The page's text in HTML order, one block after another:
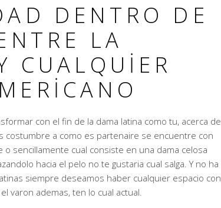
DENTRO DE
LA
CUALQUIER
con el fin de la dama latina como tu, acerca de
costumbre a como es partenaire se encuentre con
sencillamente cual consiste en una dama celosa
hacia el pelo no te gustaria cual salga. Y no ha
siempre deseamos haber cualquier espacio con
varon ademas, ten lo cual actual.